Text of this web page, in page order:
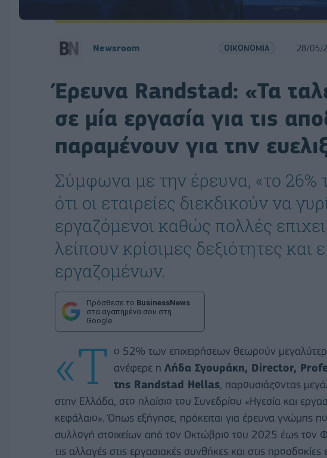
Newsroom ΟΙΚΟΝΟΜΙΑ 28/05/
Έρευνα Randstad: «Τα
σε μία εργασία για τις
παραμένουν για την
Σύμφωνα με την έρευνα, «το 26%
ότι οι εταιρείες διεκδικούν να
εργαζόμενοι καθώς πολλές
λείπουν κρίσιμες δεξιότητες
εργαζομένων.
Πρόσθεσε το BusinessNews
στα αγαπημένα σου στη
Google
«Τ ο 52% των επιχειρήσεων θεωρούν
ανέφερε η Λήδα Σγουράκη, Director,
της Randstad Hellas , παρουσιάζοντας
στην Ελλάδα, στο πλαίσιο του Συνεδρίου «Ηγεσία και
κεφάλαιο». Όπως εξήγησε, πρόκειται για έρευνα γνώμης
συλλογή στοιχείων από τον Οκτώβριο του 2025 έως
τις αλλαγές στις εργασιακές συνθήκες και στις